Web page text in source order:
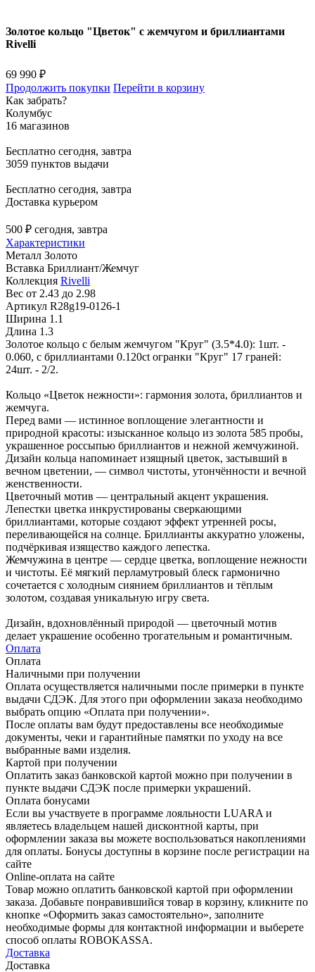
Золотое кольцо "Цветок" с жемчугом и бриллиантами
Rivelli
69 990 ₽
Продолжить покупки Перейти в корзину
Как забрать?
Колумбус
16 магазинов
Бесплатно сегодня, завтра
3059 пунктов выдачи
Бесплатно сегодня, завтра
Доставка курьером
500 ₽ сегодня, завтра
Характеристики
Металл Золото
Вставка Бриллиант/Жемчуг
Коллекция Rivelli
Вес от 2.43 до 2.98
Артикул R28g19-0126-1
Ширина 1.1
Длина 1.3
Золотое кольцо с белым жемчугом "Круг" (3.5*4.0): 1шт. -
0.060, с бриллиантами 0.120ct огранки "Круг" 17 граней:
24шт. - 2/2.
Кольцо «Цветок нежности»: гармония золота, бриллиантов и
жемчуга.
Перед вами — истинное воплощение элегантности и
природной красоты: изысканное кольцо из золота 585 пробы,
украшенное россыпью бриллиантов и нежной жемчужиной.
Дизайн кольца напоминает изящный цветок, застывший в
вечном цветении, — символ чистоты, утончённости и вечной
женственности.
Цветочный мотив — центральный акцент украшения.
Лепестки цветка инкрустированы сверкающими
бриллиантами, которые создают эффект утренней росы,
переливающейся на солнце. Бриллианты аккуратно уложены,
подчёркивая изящество каждого лепестка.
Жемчужина в центре — сердце цветка, воплощение нежности
и чистоты. Её мягкий перламутровый блеск гармонично
сочетается с холодным сиянием бриллиантов и тёплым
золотом, создавая уникальную игру света.
Дизайн, вдохновлённый природой — цветочный мотив
делает украшение особенно трогательным и романтичным.
Оплата
Оплата
Наличными при получении
Оплата осуществляется наличными после примерки в пункте
выдачи СДЭК. Для этого при оформлении заказа необходимо
выбрать опцию «Оплата при получении».
После оплаты вам будут предоставлены все необходимые
документы, чеки и гарантийные памятки по уходу на все
выбранные вами изделия.
Картой при получении
Оплатить заказ банковской картой можно при получении в
пункте выдачи СДЭК после примерки украшений.
Оплата бонусами
Если вы участвуете в программе лояльности LUARA и
являетесь владельцем нашей дисконтной карты, при
оформлении заказа вы можете воспользоваться накоплениями
для оплаты. Бонусы доступны в корзине после регистрации на
сайте
Online-оплата на сайте
Товар можно оплатить банковской картой при оформлении
заказа. Добавьте понравившийся товар в корзину, кликните по
кнопке «Оформить заказ самостоятельно», заполните
необходимые формы для контактной информации и выберете
способ оплаты ROBOKASSA.
Доставка
Доставка